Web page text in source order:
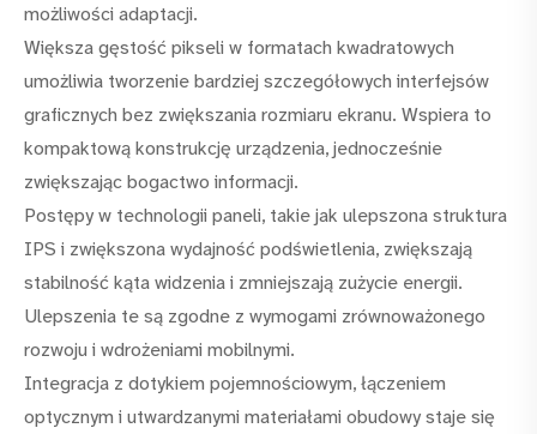
możliwości adaptacji.
Większa gęstość pikseli w formatach kwadratowych
umożliwia tworzenie bardziej szczegółowych interfejsów
graficznych bez zwiększania rozmiaru ekranu. Wspiera to
kompaktową konstrukcję urządzenia, jednocześnie
zwiększając bogactwo informacji.
Postępy w technologii paneli, takie jak ulepszona struktura
IPS i zwiększona wydajność podświetlenia, zwiększają
stabilność kąta widzenia i zmniejszają zużycie energii.
Ulepszenia te są zgodne z wymogami zrównoważonego
rozwoju i wdrożeniami mobilnymi.
Integracja z dotykiem pojemnościowym, łączeniem
optycznym i utwardzanymi materiałami obudowy staje się